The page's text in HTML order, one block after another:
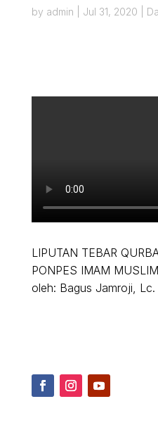
by admin Jul 31, 2020
LIPUTAN TEBAR
PONPES IMAM
oleh: Bagus Jamroji, Lc.